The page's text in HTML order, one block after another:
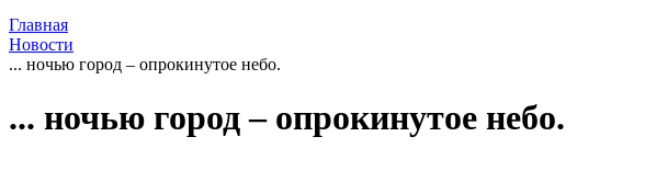
Главная
Новости
... ночью город – опрокинутое небо.
... ночью город – опрокинутое небо.